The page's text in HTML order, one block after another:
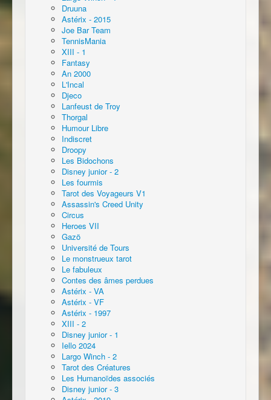
Druuna
Astérix - 2015
Joe Bar Team
TennisMania
XIII - 1
Fantasy
An 2000
L'Incal
Djeco
Lanfeust de Troy
Thorgal
Humour Libre
Indiscret
Droopy
Les Bidochons
Disney junior - 2
Les fourmis
Tarot des Voyageurs V1
Assassin's Creed Unity
Circus
Heroes VII
Gazö
Université de Tours
Le monstrueux tarot
Le fabuleux
Contes des âmes perdues
Astérix - VA
Astérix - VF
Astérix - 1997
XIII - 2
Disney junior - 1
Iello 2024
Largo Winch - 2
Tarot des Créatures
Les Humanoïdes associés
Disney junior - 3